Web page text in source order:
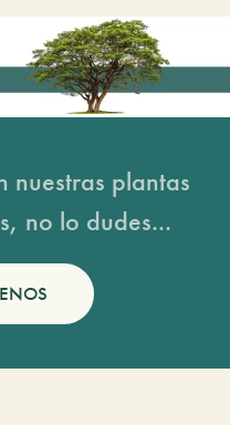
nuestras plantas
no lo dudes...